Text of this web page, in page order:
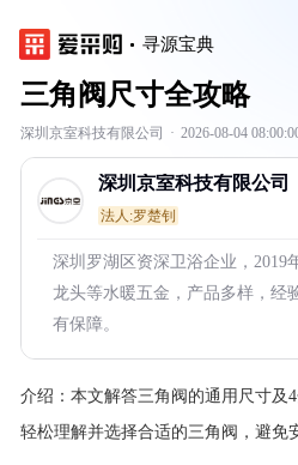
寻源宝典
三角阀尺寸全攻略
深圳京室科技有限公司 · 2026-08-04
深圳京室科技有限公司
法人:罗楚钊
深圳罗湖区资深卫浴企业，2019
龙头等水暖五金，产品多样，经
有保障。
介绍： 本文解答三角阀的通用尺寸及
轻松理解并选择合适的三角阀，避免